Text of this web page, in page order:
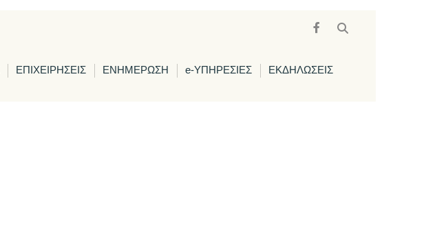
ΕΠΙΧΕΙΡΗΣΕΙΣ ΕΝΗΜΕΡΩΣΗ e-ΥΠΗΡΕΣΙΕΣ ΕΚΔΗΛΩΣΕΙΣ